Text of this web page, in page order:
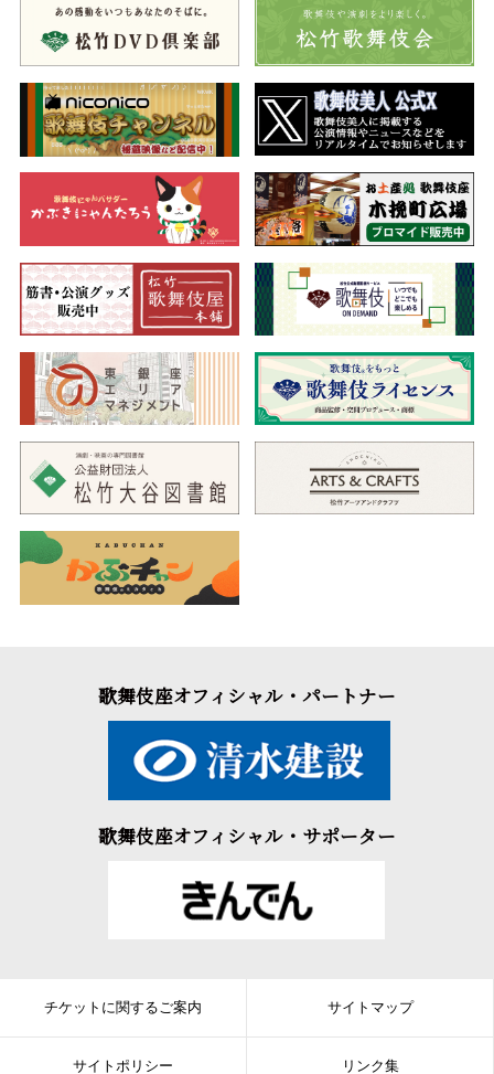
救われます。
が相続することになりましたが、仁木弾正を始めとする悪臣たち
は、鶴千代暗殺を画策します。鶴千代の乳人政岡は、我が子の千
松と共に御殿にこもり、若君を懸命に守っています。そこへ弾正
の妹八汐をはじめ、沖の井らが現れ、八汐は政岡を追い落とそう
としますが、その企みは失敗します。
政岡は鶴千代と千松のために自ら御膳の用意をします。そこへ
現れたのは管領山名宗全の妻栄御前。栄御前は鶴千代への見舞い
と称し、毒入りの菓子を鶴千代に勧めますが、そのとき、千松が
飛び出して菓子を口にします。そこで八汐は、悪事が露見しない
よう千松を懐刀で殺しますが、涙ひとつみせない政岡の様子か
ら、若君と千松を取り替えたと勘違いした栄御前は、政岡に足利
家横領を企む一味の連判状を渡します。その後、ひとりその場に
残り、千松の死を嘆き悲しむ政岡に八汐が刃を向けますが、逆に
政岡は我が子の仇を討ち取ります。しかしそこへ一匹の鼠が現
れ、連判状を奪い去ってしまうのでした。
床下
御殿の床下で鶴千代を守る荒獅子男之助は、鼠を捕らえようと
しますが、実はこの鼠は仁木弾正が妖術で姿を変えたもので、弾
正は中空へと姿を消すのでした。
木弾正ら悪臣たちと、渡辺外記左衛門ら忠臣たちが管領山名宗全
の前に集います。しかし弾正方に味方している宗全は、弾正たち
に有利な評決を下します。そこへ管領細川勝元が駆け付け、弾正
たちの企みを暴き、見事にやり込めると、外記左衛門たちを勝訴
末、外記左衛門が弾正の止めを刺します。勝元は、傷ついた外記
左衛門に、鶴千代の家督相続を許した幕府からの書面を与えて、
どころの多い人気演目です。今回は通し狂言にてご覧いただきま
す。
歌舞伎座オフィシャル・パートナー
歌舞伎座オフィシャル・サポーター
チケットに関するご案内 サイトマップ
サイトポリシー リンク集